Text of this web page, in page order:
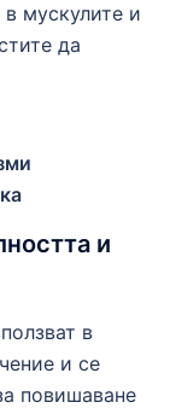
мускулите и
да
и
в
и се
повишаване